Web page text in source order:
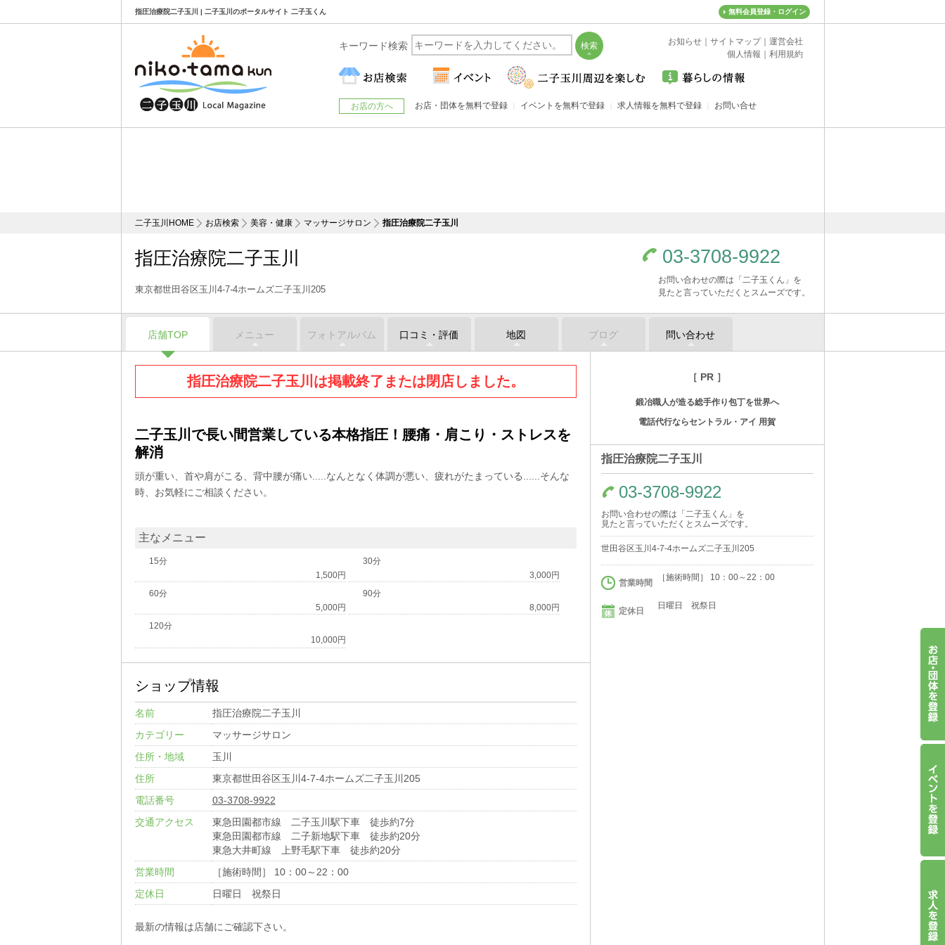
指圧治療院二子玉川 | 二子玉川のポータルサイト 二子玉くん 無料会員登録・ログイン
二子玉川HOME お店検索 美容・健康 マッサージサロン 指圧治療院二子玉川
指圧治療院二子玉川
東京都世田谷区玉川4-7-4ホームズ二子玉川205
03-3708-9922
お問い合わせの際は「二子玉くん」を
見たと言っていただくとスムーズです。
店舗TOP メニュー フォトアルバム 口コミ・評価 地図 ブログ 問い合わせ
指圧治療院二子玉川は掲載終了または閉店しました。
二子玉川で長い間営業している本格指圧！腰痛・肩こり・ストレスを
解消
頭が重い、首や肩がこる、背中腰が痛い.....なんとなく体調が悪い、疲れがたまっている......そんな
時、お気軽にご相談ください。
主なメニュー
15分
1,500円
30分
3,000円
60分
5,000円
90分
8,000円
120分
10,000円
ショップ情報
名前
指圧治療院二子玉川
カテゴリー
マッサージサロン
住所・地域
玉川
住所
東京都世田谷区玉川4-7-4ホームズ二子玉川205
電話番号
03-3708-9922
交通アクセス
東急田園都市線 二子玉川駅下車 徒歩約7分
東急田園都市線 二子新地駅下車 徒歩約20分
東急大井町線 上野毛駅下車 徒歩約20分
営業時間
［施術時間］ 10：00～22：00
定休日
日曜日 祝祭日
最新の情報は店舗にご確認下さい。
［ PR ］
鍛冶職人が造る総手作り包丁を世界へ
電話代行ならセントラル・アイ 用賀
指圧治療院二子玉川
03-3708-9922
お問い合わせの際は「二子玉くん」を
見たと言っていただくとスムーズです。
世田谷区玉川4-7-4ホームズ二子玉川205
営業時間
［施術時間］ 10：00～22：00
定休日
日曜日 祝祭日
キーワード検索 お知らせ サイトマップ｜ 運営会社
個人情報
利用規約
お店の方へ お店・団体を無料で登録 イベントを無料で登録 求人情報を無料で登録 お問い合せ